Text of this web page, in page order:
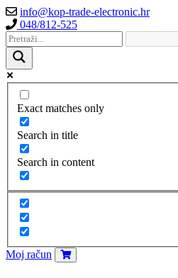
info@kop-trade-electronic.hr
048/812-525
Exact matches only
Search in title
Search in content
Moj račun